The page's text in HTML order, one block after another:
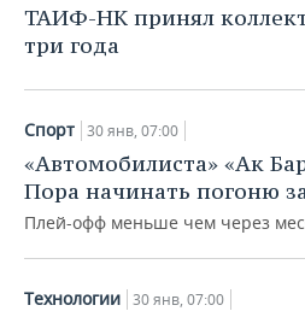
ТАИФ-НК принял
три года
Спорт 30 янв, 07:00
«Автомобилиста» «Ак
Пора начинать погоню
Плей-офф меньше чем через
Технологии 30 янв, 07:00